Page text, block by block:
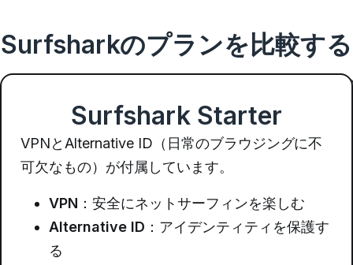
Surfsharkのプランを比較する
Surfshark Starter
VPNとAlternative ID（日常のブラウジングに不
可欠なもの）が付属しています。
VPN ：安全にネットサーフィンを楽しむ
Alternative ID ：アイデンティティを保護す
る